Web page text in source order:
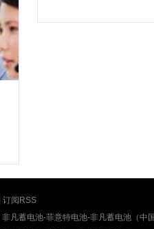
订阅RSS
非凡蓄电池-菲意特电池-非凡蓄电池（中